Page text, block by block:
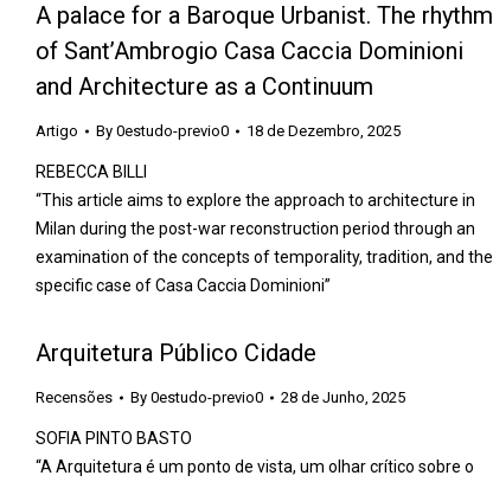
A palace for a Baroque Urbanist. The rhythm
of Sant’Ambrogio Casa Caccia Dominioni
and Architecture as a Continuum
Artigo By 0estudo-previo0 18 de Dezembro, 2025
REBECCA BILLI
“This article aims to explore the approach to architecture in
Milan during the post-war reconstruction period through an
examination of the concepts of temporality, tradition, and the
specific case of Casa Caccia Dominioni”
Arquitetura Público Cidade
Recensões By 0estudo-previo0 28 de Junho, 2025
SOFIA PINTO BASTO
“A Arquitetura é um ponto de vista, um olhar crítico sobre o